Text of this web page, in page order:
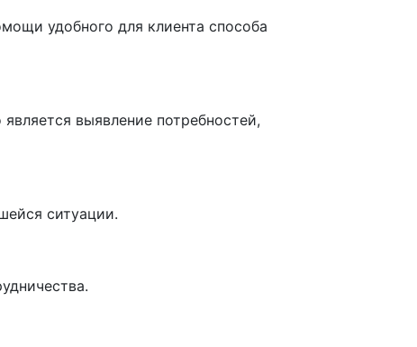
удобного для клиента способа
выявление потребностей,
ситуации.